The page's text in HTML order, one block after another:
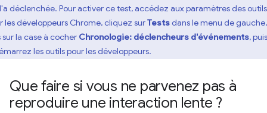
déclenchée. Pour activer ce test, accédez aux paramètres des outils
les développeurs Chrome, cliquez surTestsdans le menu de gauche,
sur la case à cocher Chronologie: déclencheurs d'événements, puis
les outils pour les développeurs.
Que faire si vous ne parvenez pas à
reproduire une interaction lente ?